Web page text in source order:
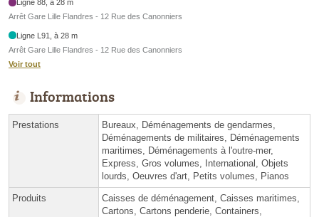
Ligne 88, à 28 m
Arrêt Gare Lille Flandres - 12 Rue des Canonniers
Ligne L91, à 28 m
Arrêt Gare Lille Flandres - 12 Rue des Canonniers
Voir tout
Informations
Prestations
Bureaux, Déménagements de gendarmes,
Déménagements de militaires, Déménagements
maritimes, Déménagements à l'outre-mer,
Express, Gros volumes, International, Objets
lourds, Oeuvres d'art, Petits volumes, Pianos
Produits
Caisses de déménagement, Caisses maritimes,
Cartons, Cartons penderie, Containers,